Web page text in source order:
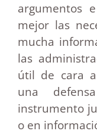
argumentos
mejor las
mucha
las
útil de cara
una
instrumento
o en